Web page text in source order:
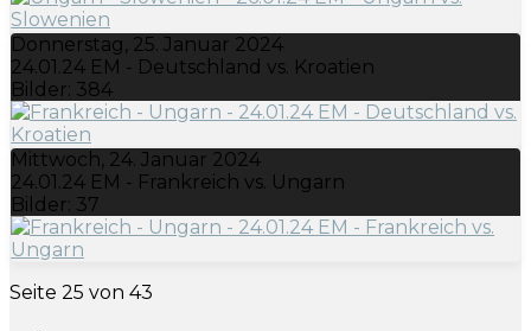
Donnerstag, 25. Januar 2024
24.01.24 EM - Deutschland vs. Kroatien
Bilder: 384
Mittwoch, 24. Januar 2024
24.01.24 EM - Frankreich vs. Ungarn
Bilder: 37
Seite 25 von 43